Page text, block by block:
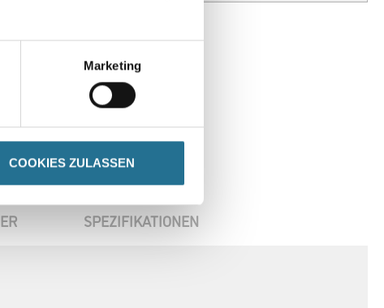
Marketing
COOKIES ZULASSEN
SPEZIFIKATIONEN